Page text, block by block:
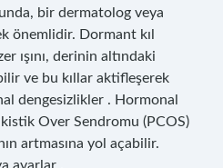
bir dermatolog veya
önemlidir. Dormant kıl
ışını, derinin altındaki
ve bu kıllar aktifleşerek
dengesizlikler . Hormonal
Over Sendromu (PCOS)
artmasına yol açabilir.